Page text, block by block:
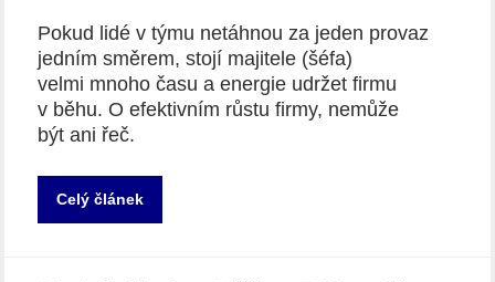
Pokud lidé v týmu netáhnou za jeden provaz
jedním směrem, stojí majitele (šéfa)
velmi mnoho času a energie udržet firmu
v běhu. O efektivním růstu firmy, nemůže
být ani řeč.
Celý článek